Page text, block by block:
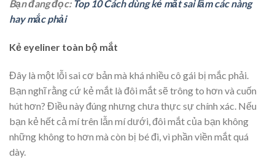
Bạn đang đọc: Top 10 Cách dùng kẻ mắt sai lầm các nàng
hay mắc phải
Kẻ eyeliner toàn bộ mắt
Đây là một lỗi sai cơ bản mà khá nhiều cô gái bị mắc phải.
Bạn nghĩ rằng cứ kẻ mắt là đôi mắt sẽ trông to hơn và cuốn
hút hơn? Điều này đúng nhưng chưa thực sự chính xác. Nếu
bạn kẻ hết cả mí trên lẫn mí dưới, đôi mắt của bạn không
những không to hơn mà còn bị bé đi, vì phần viền mắt quá
dày.